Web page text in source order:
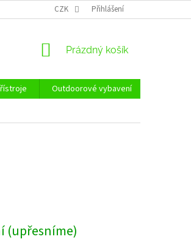
SOUBORŮ COOKIES REKLAMAČNÍ ŘÁD -
CZK Přihlášení
NÁKUPNÍ
Prázdný košík
Outdoorové vybavení
(upřesníme)